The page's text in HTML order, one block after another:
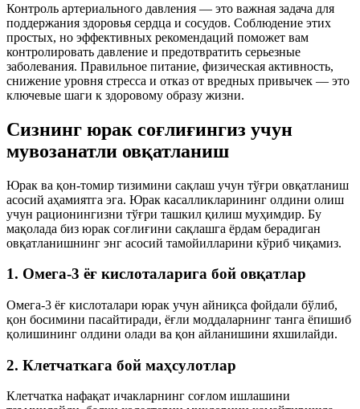
Контроль артериального давления — это важная задача для
поддержания здоровья сердца и сосудов. Соблюдение этих
простых, но эффективных рекомендаций поможет вам
контролировать давление и предотвратить серьезные
заболевания. Правильное питание, физическая активность,
снижение уровня стресса и отказ от вредных привычек — это
ключевые шаги к здоровому образу жизни.
Сизнинг юрак соғлиғингиз учун
мувозанатли овқатланиш
Юрак ва қон-томир тизимини сақлаш учун тўғри овқатланиш
асосий аҳамиятга эга. Юрак касалликларининг олдини олиш
учун рационингизни тўғри ташкил қилиш муҳимдир. Бу
мақолада биз юрак соғлиғини сақлашга ёрдам берадиган
овқатланишнинг энг асосий тамойилларини кўриб чиқамиз.
1. Омега-3 ёғ кислоталарига бой овқатлар
Омега-3 ёғ кислоталари юрак учун айниқса фойдали бўлиб,
қон босимини пасайтиради, ёғли моддаларнинг танга ёпишиб
қолишининг олдини олади ва қон айланишини яхшилайди.
2. Клетчаткага бой маҳсулотлар
Клетчатка нафақат ичакларнинг соғлом ишлашини